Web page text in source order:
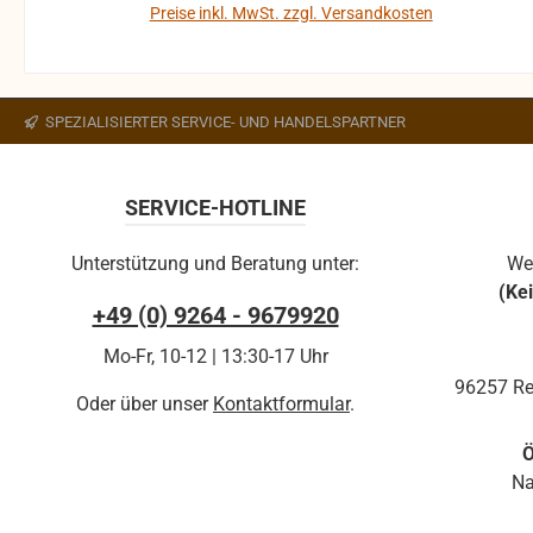
gehen auf Kosten des Käufers. bei defekten Artikel
ausgeschlossen.
Preise inkl. MwSt. zzgl. Versandkosten
SPEZIALISIERTER SERVICE- UND HANDELSPARTNER
SERVICE-HOTLINE
Unterstützung und Beratung unter:
+49 (0) 9264 - 9679920
Mo-Fr, 10-12 | 13:30-17 Uhr
Oder über unser Kontaktformular.
96257